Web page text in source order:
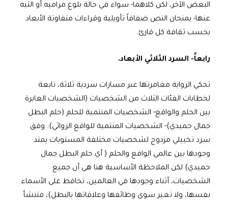
البعض الآخر، لكن كلاهما- سواء في حالة بلوغ مراميه أو التيه
عنها- يمنحان النص ضفافاً تأويلية وقراءات متفاوتة الأبعاد
بحسب ثقافة كل قارئ.
رابعاً- السرد الثلاثي الأبعاد.
تحكي الرواية مغامرتها عبر مسارات سردية ثلاثة، تابعة
لخطابات الفئات الثلاث من الشخصيات (الشخصيات العابرة
بين الحلم والواقع- الشخصيات المنتمية للحلم (حلم البطل
جمال حميدي)- الشخصيات المنتمية للواقع الروائي): وفق
سرد تخييلي مزدوج لشخصيات مختلفة المستويات يمتد
وجودها بين عالمي الواقع والحلم ( أي حلم البطل جمال
حميدي) لكن الملاحظة الأساسية هنا هي أن جميع
الشخصيات، أثناء وجودها في العالمين، تحافظ على الأسماء
نفسها، ولا تغير سوى وظائفها وعلاقاتها بالبطل)، فتنشأ